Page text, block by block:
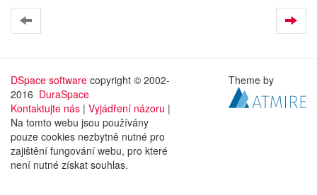
DSpace software copyright © 2002-
2016 DuraSpace
Kontaktujte nás | Vyjádření názoru |
Na tomto webu jsou používány
pouze cookies nezbytně nutné pro
zajištění fungování webu, pro které
není nutné získat souhlas.
Theme by